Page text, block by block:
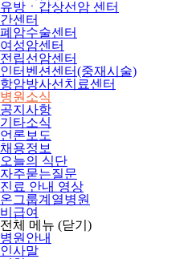
유방ㆍ갑상선암 센터
간센터
폐암수술센터
여성암센터
전립선암센터
인터벤션센터(중재시술)
항암방사선치료센터
병원소식
공지사항
기타소식
언론보도
채용정보
오늘의 식단
자주묻는질문
진료 안내 영상
온그룹계열병원
비급여
전체 메뉴 (닫기)
병원안내
인사말